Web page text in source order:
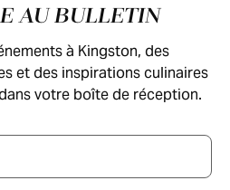
AU BULLETIN
à Kingston, des
et des inspirations culinaires
votre boîte de réception.